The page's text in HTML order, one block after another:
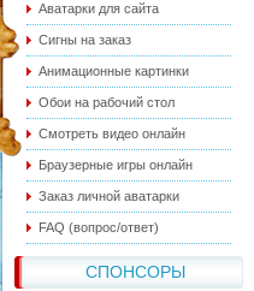
Аватарки для сайта
Сигны на заказ
Анимационные картинки
Обои на рабочий стол
Смотреть видео онлайн
Браузерные игры онлайн
Заказ личной аватарки
FAQ (вопрос/ответ)
СПОНСОРЫ